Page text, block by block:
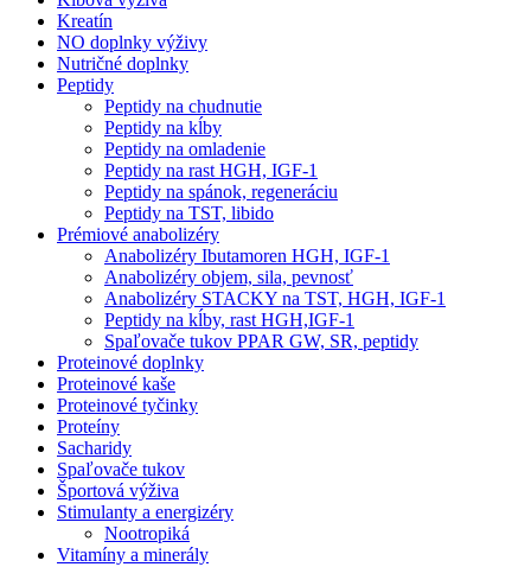
Kreatín
NO doplnky výživy
Nutričné doplnky
Peptidy
Peptidy na chudnutie
Peptidy na kĺby
Peptidy na omladenie
Peptidy na rast HGH, IGF-1
Peptidy na spánok, regeneráciu
Peptidy na TST, libido
Prémiové anabolizéry
Anabolizéry Ibutamoren HGH, IGF-1
Anabolizéry objem, sila, pevnosť
Anabolizéry STACKY na TST, HGH, IGF-1
Peptidy na kĺby, rast HGH,IGF-1
Spaľovače tukov PPAR GW, SR, peptidy
Proteinové doplnky
Proteinové kaše
Proteinové tyčinky
Proteíny
Sacharidy
Spaľovače tukov
Športová výživa
Stimulanty a energizéry
Nootropiká
Vitamíny a minerály